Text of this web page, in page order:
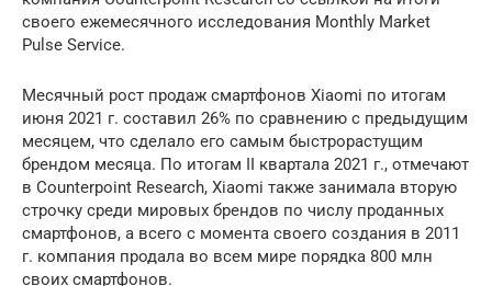
своего ежемесячного исследования Monthly Market
Pulse Service.
Месячный рост продаж смартфонов Xiaomi по итогам
июня 2021 г. составил 26% по сравнению с предыдущим
месяцем, что сделало его самым быстрорастущим
брендом месяца. По итогам II квартала 2021 г., отмечают
в Counterpoint Research, Xiaomi также занимала вторую
строчку среди мировых брендов по числу проданных
смартфонов, а всего с момента своего создания в 2011
г. компания продала во всем мире порядка 800 млн
своих смартфонов.